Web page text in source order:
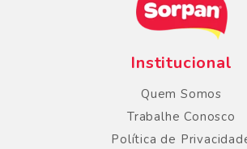
Institucional
Quem Somos
Trabalhe Conosco
Política de